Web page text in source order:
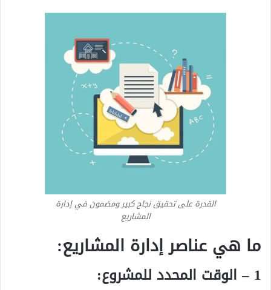
القدرة على تحقيق نجاح كبير ومضمون في إدارة
المشاريع
ما هي عناصر إدارة المشاريع:
1 – الوقت المحدد للمشروع: